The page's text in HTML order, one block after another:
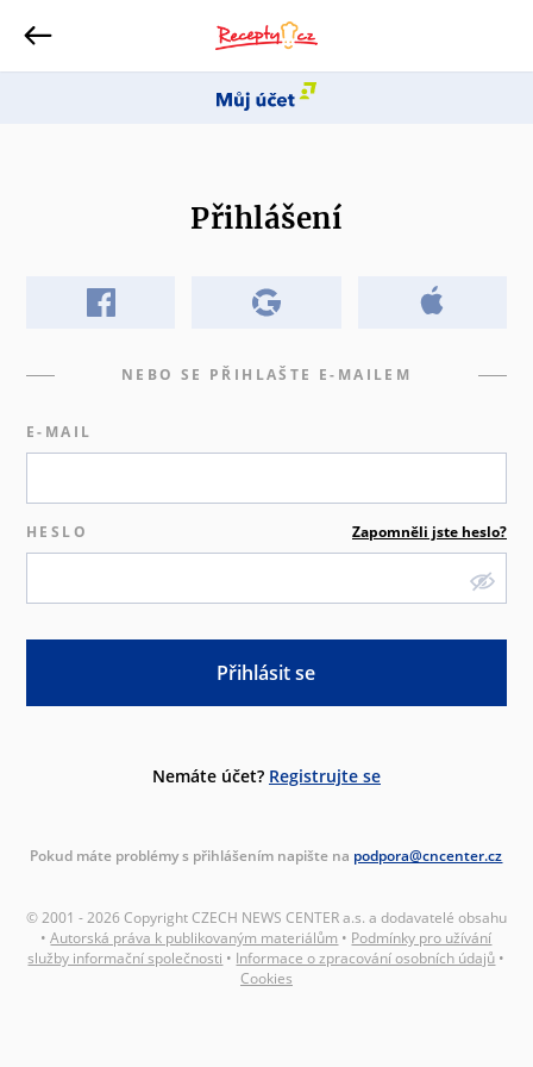
Přihlášení
NEBO SE PŘIHLAŠTE E-MAILEM
E-MAIL
HESLO Zapomněli jste heslo?
Přihlásit se
Nemáte účet? Registrujte se
Pokud máte problémy s přihlášením napište na podpora@cncenter.cz
© 2001 - 2026 Copyright CZECH NEWS CENTER a.s. a dodavatelé obsahu
•Autorská práva k publikovaným materiálům • Podmínky pro užívání
služby informační společnosti • Informace o zpracování osobních údajů •
Cookies